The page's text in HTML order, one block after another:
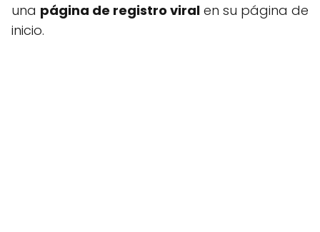
una página de registro viral en su página de
inicio.